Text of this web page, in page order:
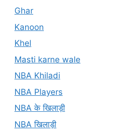
Ghar
Kanoon
Khel
Masti karne wale
NBA Khiladi
NBA Players
NBA के खिलाड़ी
NBA खिलाड़ी